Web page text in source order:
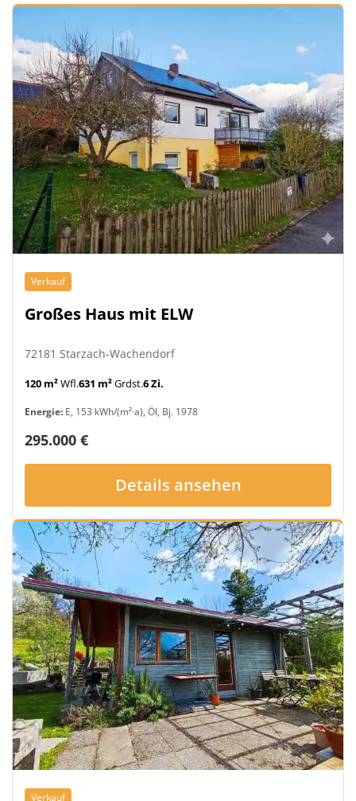
Verkauf
Großes Haus mit ELW
72181 Starzach-Wachendorf
120 m²Wfl.631 m²Grdst.6 Zi.
Energie: E, 153 kWh/(m²·a), Öl, Bj. 1978
295.000 €
Details ansehen
Verkauf